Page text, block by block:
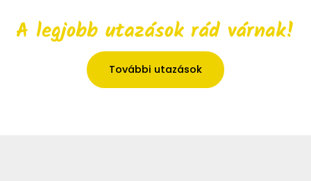
A legjobb utazások rád várnak!
További utazások